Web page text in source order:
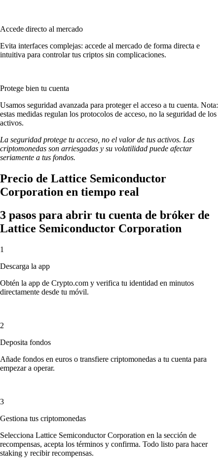
Accede directo al mercado
Evita interfaces complejas: accede al mercado de forma directa e
intuitiva para controlar tus criptos sin complicaciones.
Protege bien tu cuenta
Usamos seguridad avanzada para proteger el acceso a tu cuenta. Nota:
estas medidas regulan los protocolos de acceso, no la seguridad de los
activos.
La seguridad protege tu acceso, no el valor de tus activos. Las
criptomonedas son arriesgadas y su volatilidad puede afectar
seriamente a tus fondos.
Precio de Lattice Semiconductor
Corporation en tiempo real
3 pasos para abrir tu cuenta de bróker de
Lattice Semiconductor Corporation
1
Descarga la app
Obtén la app de Crypto.com y verifica tu identidad en minutos
directamente desde tu móvil.
2
Deposita fondos
Añade fondos en euros o transfiere criptomonedas a tu cuenta para
empezar a operar.
3
Gestiona tus criptomonedas
Selecciona Lattice Semiconductor Corporation en la sección de
recompensas, acepta los términos y confirma. Todo listo para hacer
staking y recibir recompensas.